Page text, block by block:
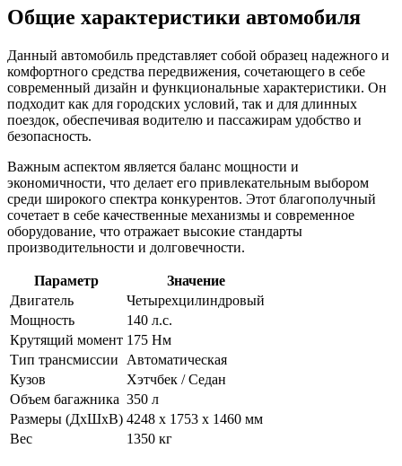
Общие характеристики автомобиля
Данный автомобиль представляет собой образец надежного и
комфортного средства передвижения, сочетающего в себе
современный дизайн и функциональные характеристики. Он
подходит как для городских условий, так и для длинных
поездок, обеспечивая водителю и пассажирам удобство и
безопасность.
Важным аспектом является баланс мощности и
экономичности, что делает его привлекательным выбором
среди широкого спектра конкурентов. Этот благополучный
сочетает в себе качественные механизмы и современное
оборудование, что отражает высокие стандарты
производительности и долговечности.
Параметр
Значение
Двигатель
Четырехцилиндровый
Мощность
140 л.с.
Крутящий момент 175 Нм
Тип трансмиссии
Автоматическая
Кузов
Хэтчбек / Седан
Объем багажника 350 л
Размеры (ДхШхВ) 4248 x 1753 x 1460 мм
Вес
1350 кг